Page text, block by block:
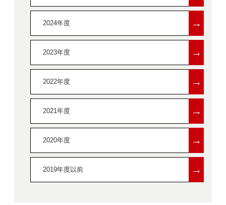
2024年度 →
2023年度 →
2022年度 →
2021年度 →
2020年度 →
2019年度以前 →